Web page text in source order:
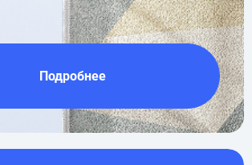
Подробнее